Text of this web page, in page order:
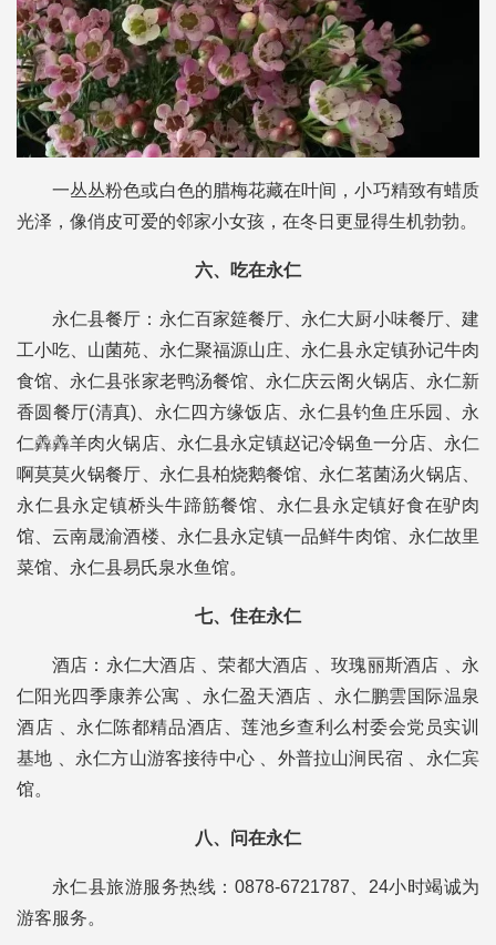
一丛丛粉色或白色的腊梅花藏在叶间，小巧精致有蜡质
光泽，像俏皮可爱的邻家小女孩，在冬日更显得生机勃勃。
六、吃在永仁
永仁县餐厅： 永仁百家筵餐厅、 永仁大厨小味餐厅、建
工小吃、 山菌苑、 永仁聚福源山庄、 永仁县永定镇孙记牛肉
食馆、 永仁县张家老鸭汤餐馆、 永仁庆云阁火锅店、 永仁新
香圆餐厅(清真)、 永仁四方缘饭店、 永仁县钓鱼庄乐园、 永
仁羴羴羊肉火锅店、 永仁县永定镇赵记冷锅鱼一分店、 永仁
啊莫莫火锅餐厅、 永仁县柏烧鹅餐馆、 永仁茗菌汤火锅店、
永仁县永定镇桥头牛蹄筋餐馆、 永仁县永定镇好食在驴肉
馆、云南晟渝酒楼、 永仁县永定镇一品鲜牛肉馆、 永仁故里
菜馆、 永仁县易氏泉水鱼馆。
七、住在永仁
酒店：永仁大酒店 、荣都大酒店 、玫瑰丽斯酒店 、 永
仁阳光四季康养公寓 、 永仁盈天酒店 、 永仁鹏雲国际温泉
酒店 、 永仁陈都精品酒店、莲池乡查利么村委会党员实训
基地 、 永仁方山游客接待中心 、 外普拉山涧民宿 、 永仁宾
馆。
八、问在永仁
永仁县旅游服务热线：0878-6721787、 24小时竭诚为
游客服务。